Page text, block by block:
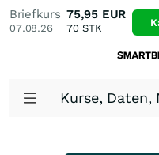
Briefkurs
07.08.26
75,95 EUR
70 STK
Kurse, Daten,